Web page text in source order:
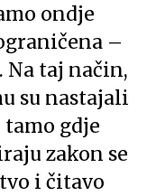
ondje
–
Na taj način,
su nastajali
gdje
zakon se
i čitavo